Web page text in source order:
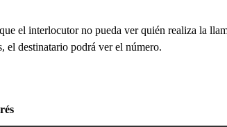
el interlocutor no pueda ver quién realiza la
el destinatario podrá ver el número.